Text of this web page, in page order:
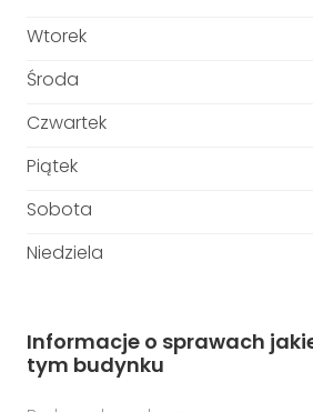
Wtorek
Środa
Czwartek
Piątek
Sobota
Niedziela
Informacje o sprawach
tym budynku